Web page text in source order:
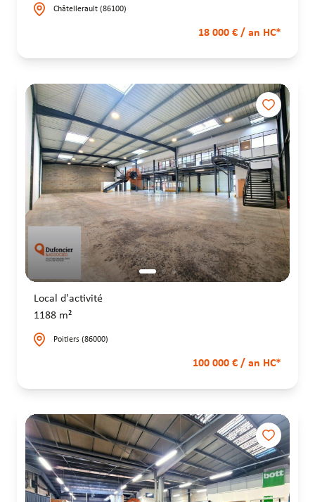
Châtellerault (86100)
18 000 € / an HC*
Local d'activité
1188 m²
Poitiers (86000)
100 000 € / an HC*